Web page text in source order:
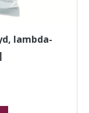
lambda-